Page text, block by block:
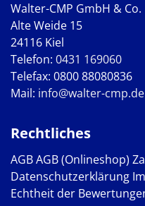
Walter-CMP GmbH & Co.
Alte Weide 15
24116 Kiel
Telefon: 0431 169060
Telefax: 0800 88080836
Mail: info@walter-cmp.de
Rechtliches
AGBAGB (Onlineshop)
Datenschutzerklärung
Echtheit der